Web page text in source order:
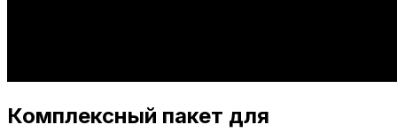
Комплексный пакет для